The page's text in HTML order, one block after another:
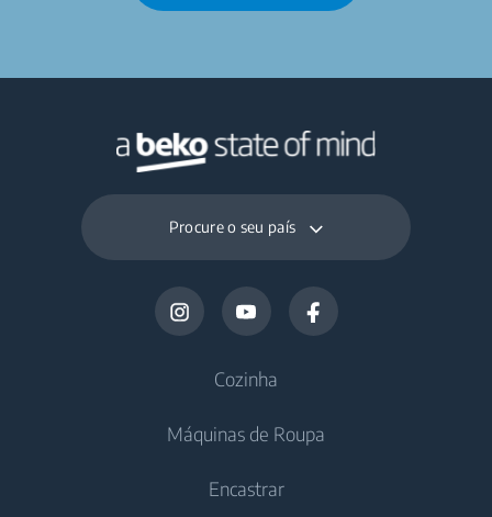
Procure o seu país
Cozinha
Frigoríficos
Frigoríficos sem congelador
Máquinas de Roupa
Encastrar